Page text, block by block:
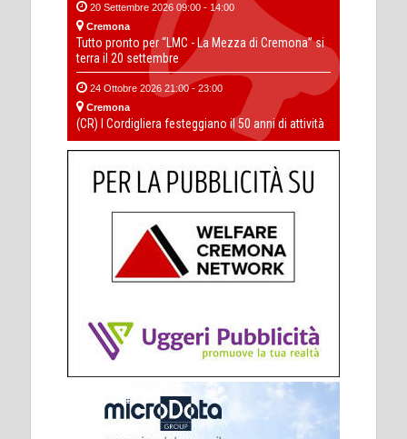
20 Settembre 2026 09:00 - 14:00
Cremona
Tutto pronto per “LMC - La Mezza di Cremona” si
terra il 20 settembre
24 Ottobre 2026 21:00 - 23:00
Cremona
(CR) I Cordigliera festeggiano il 50 anni di attività